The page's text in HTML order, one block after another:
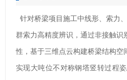
针对桥梁项目施工中线形、索力
群索力高精度辨识，通过非接触
性，基于三维点云构建桥梁结构
实现大吨位不对称钢塔竖转过程